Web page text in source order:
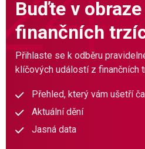
Buďte v
finančních
Přihlaste se k odběru
klíčových událostí z finančních
Přehled, který vám ušetří
Aktuální dění
Jasná data